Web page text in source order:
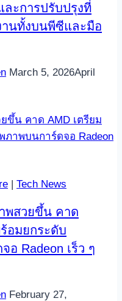
ละการปรับปรุงที่
านทั้งบนพีซีและมือ
March 5, 2026April
| Tech News
พสวยขึ้น คาด
อมยกระดับ
Radeon เร็ว ๆ
February 27,